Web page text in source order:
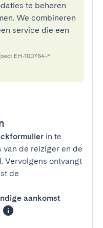
te beheren
We combineren
service die een
EH-100764-F
in te
van de reiziger en de
Vervolgens ontvangt
de
aankomst